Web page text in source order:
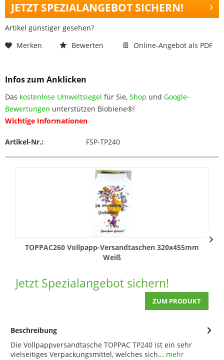
JETZT SPEZIALANGEBOT SICHERN!
Artikel günstiger gesehen?
Merken
Bewerten Online-Angebot als PDF
Infos zum Anklicken
Das kostenlose Umweltsiegel für Sie, Shop und Google-
Bewertungen unterstützen Biobiene®!
Wichtige Informationen
Artikel-Nr.: FSP-TP240
TOPPAC260 Vollpapp-Versandtaschen 320x455mm
Weiß
Jetzt Spezialangebot sichern!
ZUM PRODUKT
Beschreibung
Die Vollpappversandtasche TOPPAC TP240 ist ein sehr
vielseitiges Verpackungsmittel, welches sich... mehr